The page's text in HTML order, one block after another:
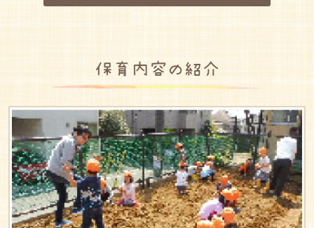
保育内容の紹介